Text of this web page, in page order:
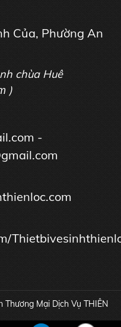
Của, Phường An
chùa Huê
)
-
Mại Dịch Vụ THIÊN